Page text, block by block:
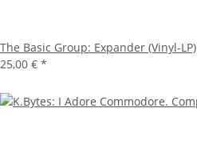
The Basic Group: Expander (Vinyl-LP)
25,00 € *